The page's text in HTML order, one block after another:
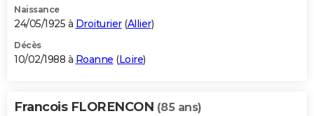
Naissance
24/05/1925 à Droiturier(Allier)
Décès
10/02/1988 à Roanne (Loire)
Francois FLORENCON (85 ans)